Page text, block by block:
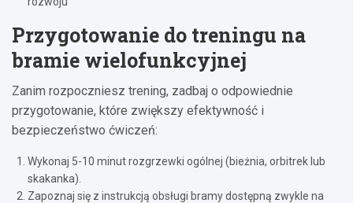
Przygotowanie do treningu na
bramie wielofunkcyjnej
Zanim rozpoczniesz trening, zadbaj o odpowiednie
przygotowanie, które zwiększy efektywność i
bezpieczeństwo ćwiczeń:
Wykonaj 5-10 minut rozgrzewki ogólnej (bieżnia, orbitrek lub
skakanka).
Zapoznaj się z instrukcją obsługi bramy dostępną zwykle na